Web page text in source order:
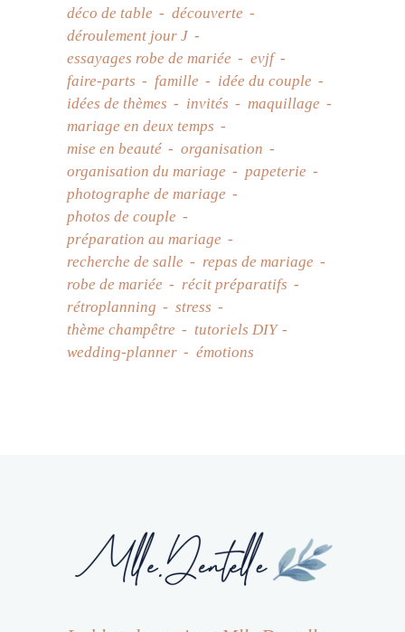
déco de table
découverte
déroulement jour J
essayages robe de mariée
evjf
faire-parts
famille
idée du couple
idées de thèmes
invités
maquillage
mariage en deux temps
mise en beauté
organisation
organisation du mariage
papeterie
photographe de mariage
photos de couple
préparation au mariage
recherche de salle
repas de mariage
robe de mariée
récit préparatifs
rétroplanning
stress
thème champêtre
tutoriels DIY
wedding-planner
émotions